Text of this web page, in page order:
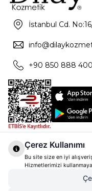
İstanbul Cd.
+90 850 888
Çerez Kullanımı
Bu site size en iyi
Hizmetlerimizi
kabul ettiğinizi
reddedeceğinizi